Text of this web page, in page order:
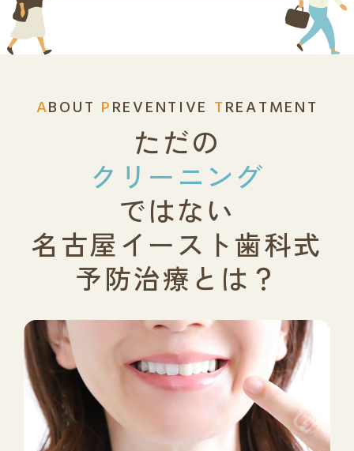
ABOUT PREVENTIVE TREATMENT
ただの
クリーニング
ではない
名古屋イースト歯科式
予防治療とは？